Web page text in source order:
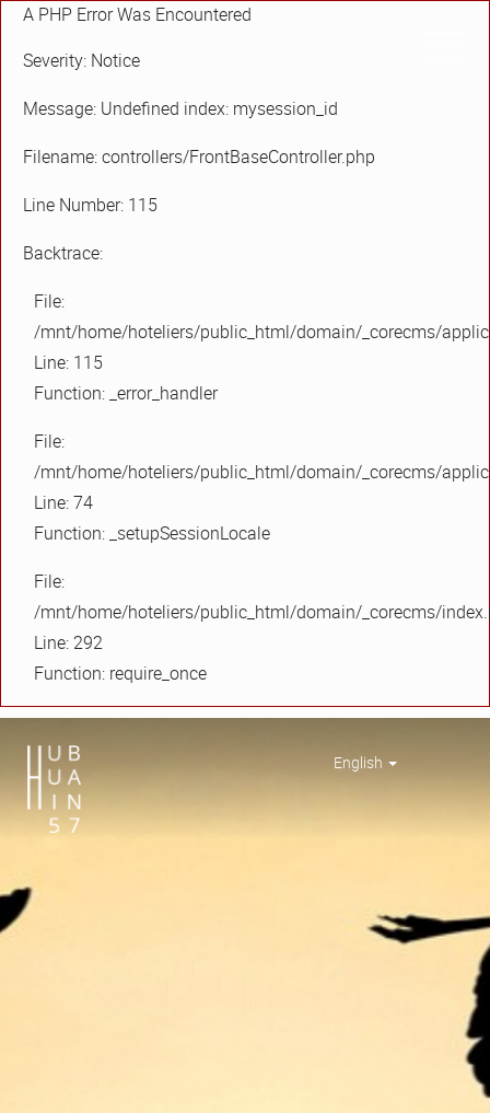
A PHP Error Was Encountered
Severity: Notice
Message: Undefined index: mysession_id
Filename: controllers/FrontBaseController.php
Line Number: 115
Backtrace:
File:
/mnt/home/hoteliers/public_html/domain/_corecms/
Line: 115
Function: _error_handler
File:
/mnt/home/hoteliers/public_html/domain/_corecms/
Line: 74
Function: _setupSessionLocale
File:
/mnt/home/hoteliers/public_html/domain/_corecms/
Line: 292
Function: require_once
English